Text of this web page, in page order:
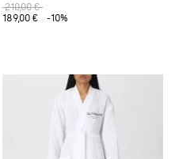
210,00 €
189,00 €
-10%